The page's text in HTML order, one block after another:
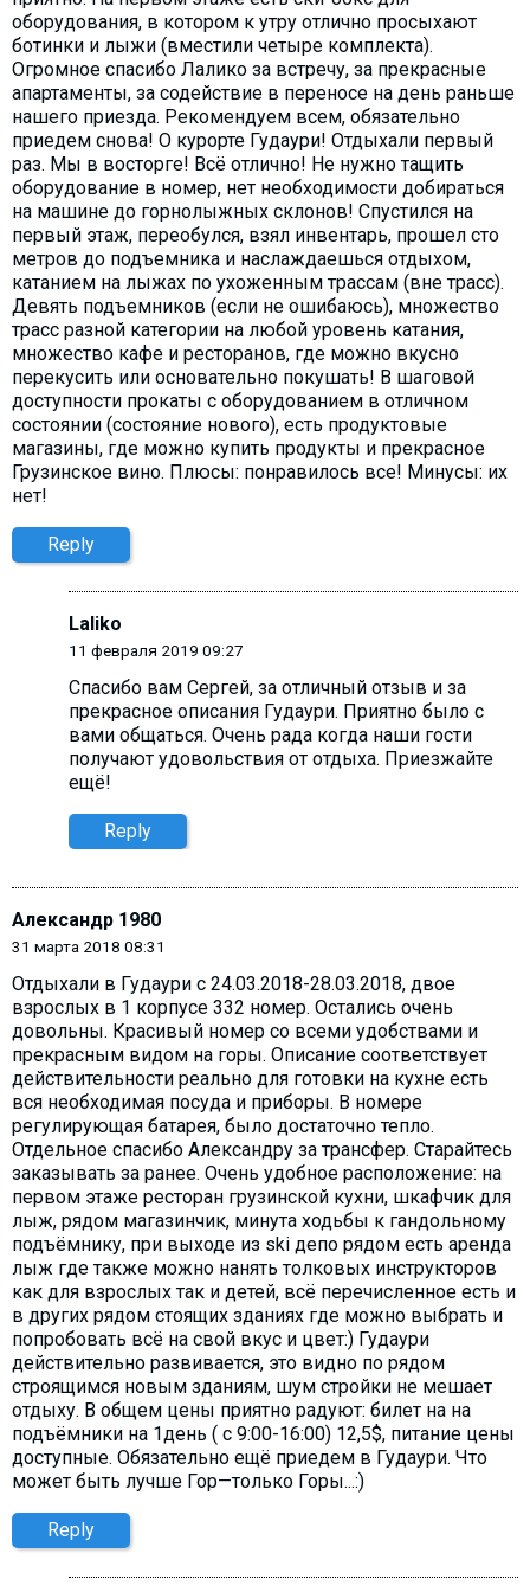
оборудования, в котором к утру отлично просыхают
ботинки и лыжи (вместили четыре комплекта).
Огромное спасибо Лалико за встречу, за прекрасные
апартаменты, за содействие в переносе на день раньше
нашего приезда. Рекомендуем всем, обязательно
приедем снова! О курорте Гудаури! Отдыхали первый
раз. Мы в восторге! Всё отлично! Не нужно тащить
оборудование в номер, нет необходимости добираться
на машине до горнолыжных склонов! Спустился на
первый этаж, переобулся, взял инвентарь, прошел сто
метров до подъемника и наслаждаешься отдыхом,
катанием на лыжах по ухоженным трассам (вне трасс).
Девять подъемников (если не ошибаюсь), множество
трасс разной категории на любой уровень катания,
множество кафе и ресторанов, где можно вкусно
перекусить или основательно покушать! В шаговой
доступности прокаты с оборудованием в отличном
состоянии (состояние нового), есть продуктовые
магазины, где можно купить продукты и прекрасное
Грузинское вино. Плюсы: понравилось все! Минусы: их
нет!
Reply
Laliko
11 февраля 2019 09:27
Cпасибо вам Сергей, за отличный отзыв и за
прекрасное описания Гудаури. Приятно было с
вами общаться. Очень рада когда наши гости
получают удовольствия от отдыха. Приезжайте
ещё!
Reply
Александр 1980
31 марта 2018 08:31
Отдыхали в Гудаури с 24.03.2018-28.03.2018, двое
взрослых в 1 корпусе 332 номер. Остались очень
довольны. Красивый номер со всеми удобствами и
прекрасным видом на горы. Описание соответствует
действительности реально для готовки на кухне есть
вся необходимая посуда и приборы. В номере
регулирующая батарея, было достаточно тепло.
Отдельное спасибо Александру за трансфер. Старайтесь
заказывать за ранее. Очень удобное расположение: на
первом этаже ресторан грузинской кухни, шкафчик для
лыж, рядом магазинчик, минута ходьбы к гандольному
подъёмнику, при выходе из ski депо рядом есть аренда
лыж где также можно нанять толковых инструкторов
как для взрослых так и детей, всё перечисленное есть и
в других рядом стоящих зданиях где можно выбрать и
попробовать всё на свой вкус и цвет:) Гудаури
действительно развивается, это видно по рядом
строящимся новым зданиям, шум стройки не мешает
отдыху. В общем цены приятно радуют: билет на на
подъёмники на 1день ( с 9:00-16:00) 12,5$, питание цены
доступные. Обязательно ещё приедем в Гудаури. Что
может быть лучше Гор—только Горы...:)
Reply